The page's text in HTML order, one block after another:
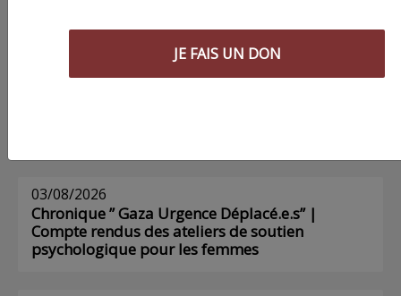
03/08/2026
Chronique ” Gaza Urgence Déplacé.e.s” |
Compte rendus des ateliers de soutien
psychologique pour les femmes
JE FAIS UN DON